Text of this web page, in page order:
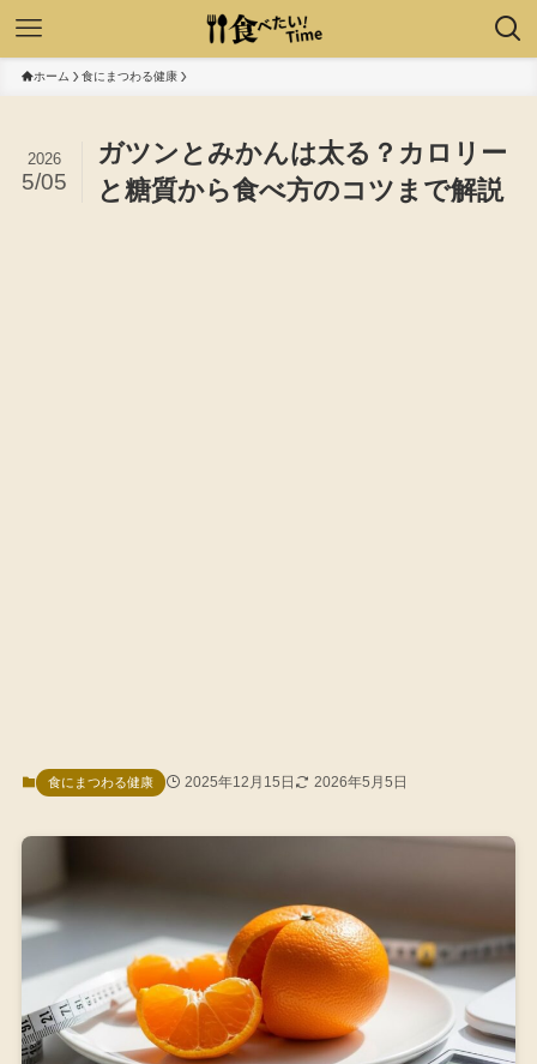
ホーム 食にまつわる健康
ガツンとみかんは太る？カロリー
と糖質から食べ方のコツまで解説
2026
5/05
食にまつわる健康 2025年12月15日 2026年5月5日